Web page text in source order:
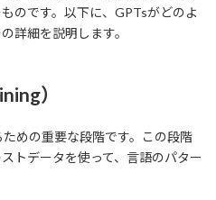
のです。以下に、GPTsがどのよ
詳細を説明します。
）
めの重要な段階です。この段階
トデータを使って、言語のパター